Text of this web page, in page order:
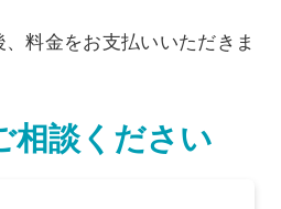
料金をお支払いいただきま
相談ください